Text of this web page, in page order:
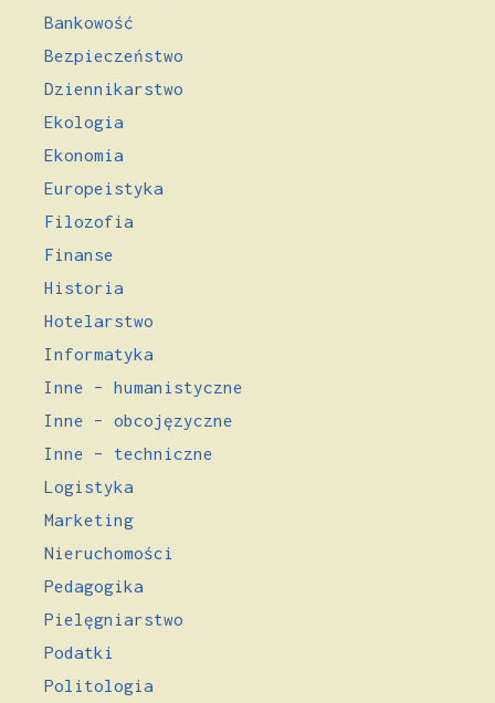
Bankowość
Bezpieczeństwo
Dziennikarstwo
Ekologia
Ekonomia
Europeistyka
Filozofia
Finanse
Historia
Hotelarstwo
Informatyka
Inne – humanistyczne
Inne – obcojęzyczne
Inne – techniczne
Logistyka
Marketing
Nieruchomości
Pedagogika
Pielęgniarstwo
Podatki
Politologia